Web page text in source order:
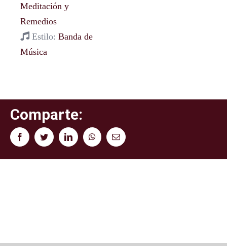
Meditación y
Remedios
Estilo: Banda de
Música
Comparte:
FacebookTwitterLinkedInWhatsAppCorreo
electrónico